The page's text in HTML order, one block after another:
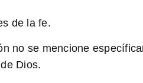
de la fe.
no se mencione
Dios.